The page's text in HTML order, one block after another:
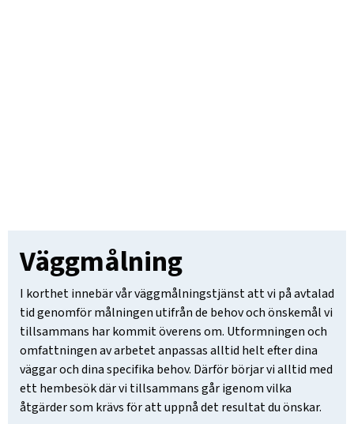
Väggmålning
I korthet innebär vår väggmålningstjänst att vi på avtalad
tid genomför målningen utifrån de behov och önskemål vi
tillsammans har kommit överens om. Utformningen och
omfattningen av arbetet anpassas alltid helt efter dina
väggar och dina specifika behov. Därför börjar vi alltid med
ett hembesök där vi tillsammans går igenom vilka
åtgärder som krävs för att uppnå det resultat du önskar.